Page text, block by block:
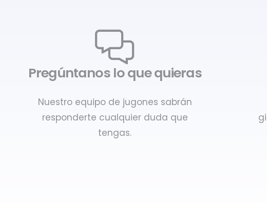
Pregúntanos lo que quieras
Nuestro equipo de jugones sabrán
responderte cualquier duda que
tengas.